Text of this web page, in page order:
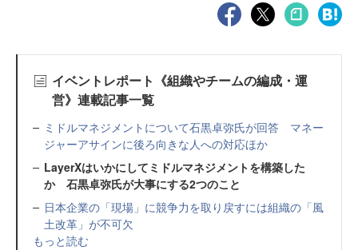
イベントレポート《組織やチームの編成・運
営》連載記事一覧
ミドルマネジメントについて石黒卓弥氏が回答 マネー
ジャーアサインに後ろ向きな人への対応ほか
LayerXはいかにしてミドルマネジメントを構築した
か 石黒卓弥氏が大事にする2つのこと
日本企業の「現場」に競争力を取り戻すには組織の「風
土改革」が不可欠
もっと読む